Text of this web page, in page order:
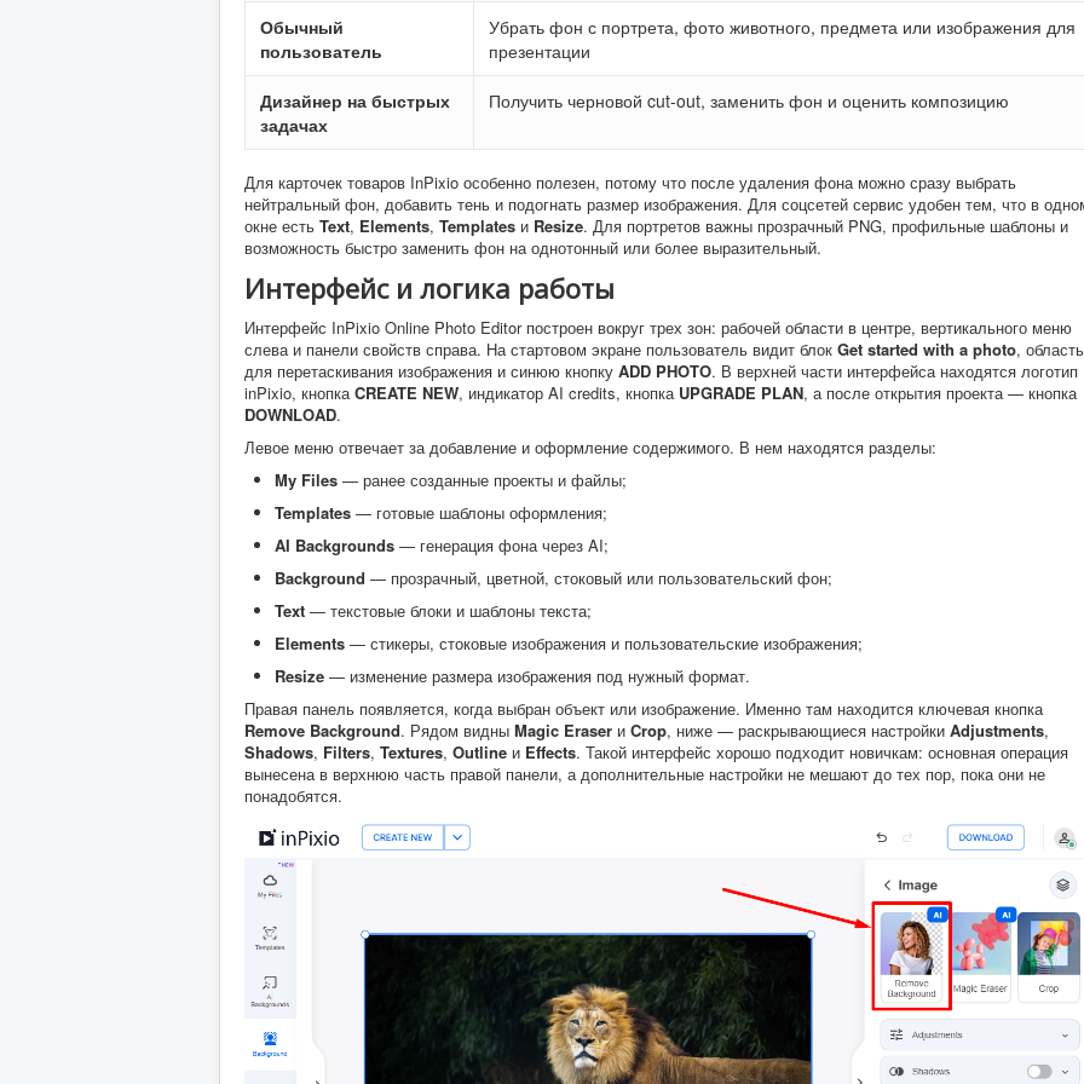
Обычный
пользователь
Убрать фон с портрета, фото животного, предмета или изображения для
презентации
Дизайнер на быстрых
задачах
Получить черновой cut-out, заменить фон и оценить композицию
Для карточек товаров InPixio особенно полезен, потому что после удаления фона можно сразу выбрать
нейтральный фон, добавить тень и подогнать размер изображения. Для соцсетей сервис удобен тем, что в
окне есть Text, Elements, Templates и Resize. Для портретов важны прозрачный PNG, профильные шаблоны и
возможность быстро заменить фон на однотонный или более выразительный.
Интерфейс и логика работы
Интерфейс InPixio Online Photo Editor построен вокруг трех зон: рабочей области в центре, вертикального меню
слева и панели свойств справа. На стартовом экране пользователь видит блок Get started with a photo, область
для перетаскивания изображения и синюю кнопку ADD PHOTO. В верхней части интерфейса находятся логотип
inPixio, кнопка CREATE NEW, индикатор AI credits, кнопка UPGRADE PLAN, а после открытия проекта — кнопка
DOWNLOAD.
Левое меню отвечает за добавление и оформление содержимого. В нем находятся разделы:
My Files — ранее созданные проекты и файлы;
Templates — готовые шаблоны оформления;
AI Backgrounds — генерация фона через AI;
Background — прозрачный, цветной, стоковый или пользовательский фон;
Text — текстовые блоки и шаблоны текста;
Elements — стикеры, стоковые изображения и пользовательские изображения;
Resize — изменение размера изображения под нужный формат.
Правая панель появляется, когда выбран объект или изображение. Именно там находится ключевая кнопка
Remove Background. Рядом видны Magic Eraser и Crop, ниже — раскрывающиеся настройки Adjustments,
Shadows, Filters, Textures, Outline и Effects. Такой интерфейс хорошо подходит новичкам: основная операция
вынесена в верхнюю часть правой панели, а дополнительные настройки не мешают до тех пор, пока они не
понадобятся.